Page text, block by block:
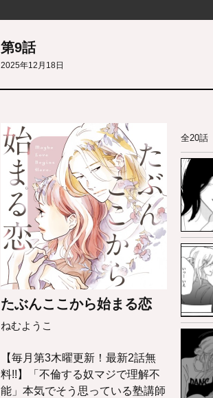
第9話
2025年12月18日
たぶんここから始まる恋
ねむようこ
【毎月第3木曜更新！最新2話無
料!!】「不倫する奴マジで理解不
能」本気でそう思っている塾講師
全20話